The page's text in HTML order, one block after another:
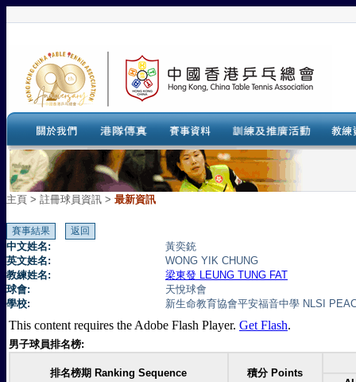
主頁 > 註冊球員資訊 > 最新資訊
中文姓名:
黃奕銃
英文姓名:
WONG YIK CHUNG
教練姓名:
梁東發 LEUNG TUNG FAT
球會:
天悅球會
學校:
新生命教育協會平安福音中學 NLSI
This content requires the Adobe Flash Player. Get Flash.
男子球員排名榜:
排名榜期 Ranking Sequence
積分 Points